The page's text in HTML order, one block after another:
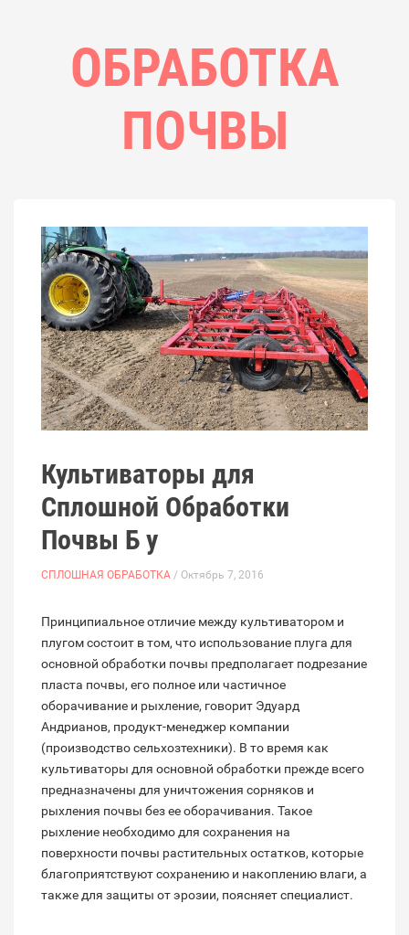
ОБРАБОТКА
ПОЧВЫ
Культиваторы для
Сплошной Обработки
Почвы Б у
СПЛОШНАЯ ОБРАБОТКА / Октябрь 7, 2016
Принципиальное отличие между культиватором и
плугом состоит в том, что использование плуга для
основной обработки почвы предполагает подрезание
пласта почвы, его полное или частичное
оборачивание и рыхление, говорит Эдуард
Андрианов, продукт-менеджер компании
(производство сельхозтехники). В то время как
культиваторы для основной обработки прежде всего
предназначены для уничтожения сорняков и
рыхления почвы без ее оборачивания. Такое
рыхление необходимо для сохранения на
поверхности почвы растительных остатков, которые
благоприятствуют сохранению и накоплению влаги, а
также для защиты от эрозии, поясняет специалист.